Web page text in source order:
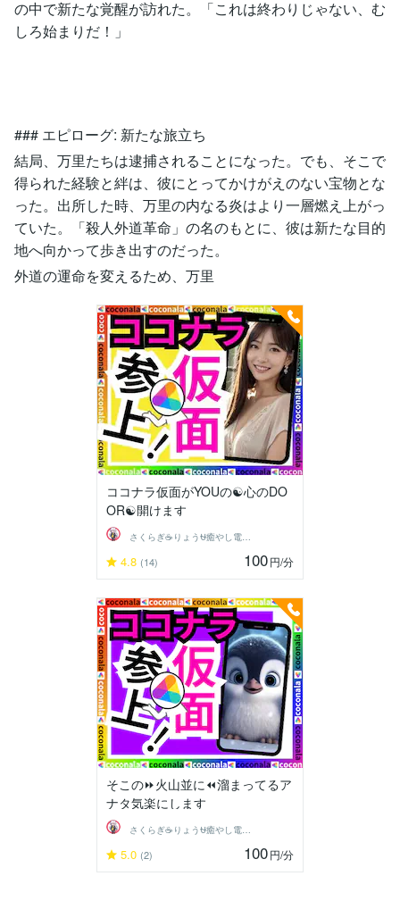
の中で新たな覚醒が訪れた。「これは終わりじゃない、む
しろ始まりだ！」
### エピローグ: 新たな旅立ち
結局、万里たちは逮捕されることになった。でも、そこで
得られた経験と絆は、彼にとってかけがえのない宝物とな
った。出所した時、万里の内なる炎はより一層燃え上がっ
ていた。「殺人外道革命」の名のもとに、彼は新たな目的
地へ向かって歩き出すのだった。
外道の運命を変えるため、万里
ココナラ仮面がYOUの☯️心のDO
OR☯️開けます
さくらぎ☕りょう⛎癒やし電話相談サロン
4.8 (14) 100円/分
そこの⏩火山並に⏪溜まってるア
ナタ気楽にします
さくらぎ☕りょう⛎癒やし電話相談サロン
5.0 (2) 100円/分